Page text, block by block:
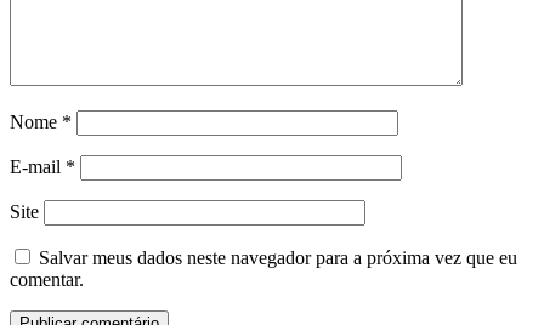
Nome *
E-mail *
Site
Salvar meus dados neste navegador para a próxima vez que eu
comentar.